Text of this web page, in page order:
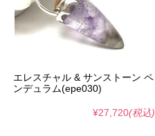
エレスチャル & サンストーン ペ
ンデュラム(epe030)
¥27,720(税込)